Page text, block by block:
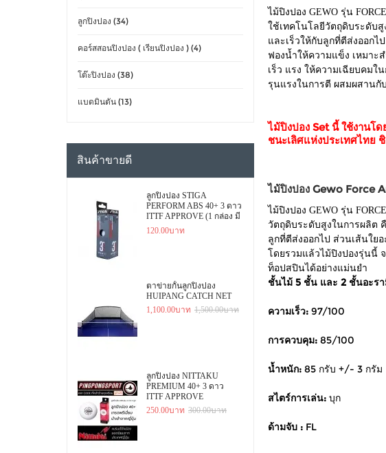
ลูกปิงปอง (34)
คอร์สสอนปิงปอง ( เรียนปิงปอง ) (4)
โต๊ะปิงปอง (38)
แบดมินตัน (13)
สินค้าขายดี
ลูกปิงปอง STIGA
PERFORM ABS 40+ 3 ดาว
ITTF APPROVE (1 กล่อง มี
3 ลูก)
120.00บาท
ตาข่ายกั้นลูกปิงปอง
HUIPANG CATCH NET
1,100.00บาท 1,500.00บาท
ลูกปิงปอง NITTAKU
PREMIUM 40+ 3 ดาว
ITTF APPROVE
250.00บาท 300.00บาท
ไม้ปิงปอง GEWO รุ่น
ใช้เทคโนโลยีวัตถุดิบระดับ
และเร็วให้กับลูกที่ตีส่งออกไ
ฟองน้ำให้ความแข็ง เหมา
เร็ว แรง ให้ความเฉียบคมใ
รุนแรงในการตี ผสมผสาน
ไม้ปิงปอง Set นี้ ใช้งานโ
ชนะเลิศแห่งประเทศไทย
ไม้ปิงปอง Gewo Force
ไม้ปิงปอง GEWO รุ่น
วัตถุดิบระดับสูงในการผลิต
ลูกที่ตีส่งออกไป ส่วนเส้นใ
โดยรวมแล้วไม้ปิงปองรุ่นนี้
ท็อปสปินได้อย่างแม่นยำ
ชั้นไม้ 5 ชั้น และ 2 ชั้นอะร
ความเร็ว: 97/100
การควบคุม: 85/100
น้ำหนัก: 85 กรับ +/- 3 กรัม
สไตร์การเล่น: บุก
ด้ามจับ :FL